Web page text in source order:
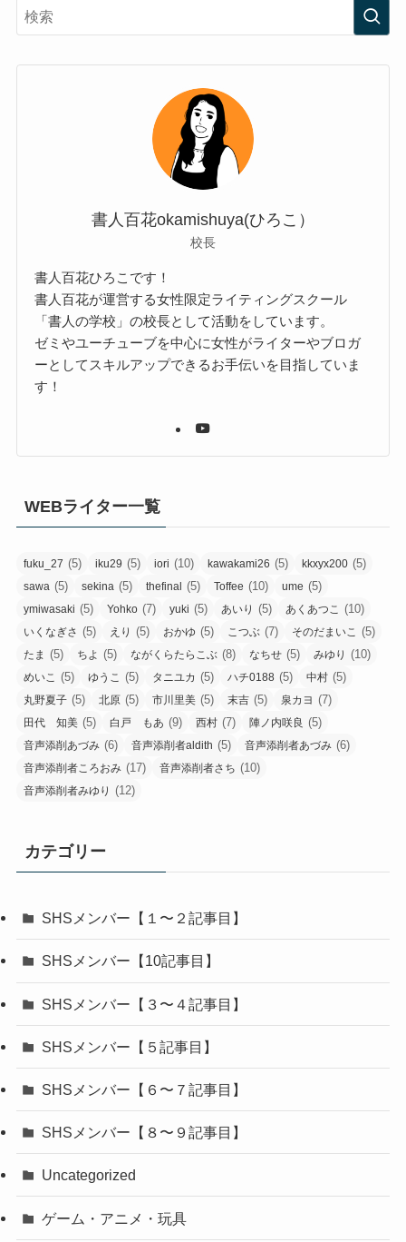
書人百花okamishuya(ひろこ）
校長
書人百花ひろこです！
書人百花が運営する女性限定ライティングスクール
「書人の学校」の校長として活動をしています。
ゼミやユーチューブを中心に女性がライターやブロガ
ーとしてスキルアップできるお手伝いを目指していま
す！
WEBライター一覧
fuku_27 (5) iku29 (5) iori (10) kawakami26 (5) kkxyx200 (5)
sawa (5) sekina (5) thefinal (5) Toffee (10) ume (5)
ymiwasaki (5) Yohko (7) yuki (5) あいり (5) あくあつこ (10)
いくなぎさ (5) えり (5) おかゆ (5) こつぶ (7) そのだまいこ (5)
たま (5) ちよ (5) ながくらたらこぶ (8) なちせ (5) みゆり (10)
めいこ (5) ゆうこ (5) タニユカ (5) ハチ0188 (5) 中村 (5)
丸野夏子 (5) 北原 (5) 市川里美 (5) 末吉 (5) 泉カヨ (7)
田代 知美 (5) 白戸 もあ (9) 西村 (7) 陣ノ内咲良 (5)
音声添削あづみ (6) 音声添削者aldith (5) 音声添削者あづみ (6)
音声添削者ころおみ (17) 音声添削者さち (10)
音声添削者みゆり (12)
カテゴリー
SHSメンバー【１〜２記事目】
SHSメンバー【10記事目】
SHSメンバー【３〜４記事目】
SHSメンバー【５記事目】
SHSメンバー【６〜７記事目】
SHSメンバー【８〜９記事目】
Uncategorized
ゲーム・アニメ・玩具